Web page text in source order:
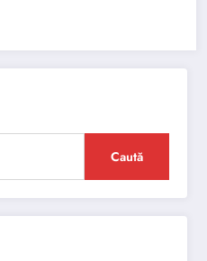
Caută